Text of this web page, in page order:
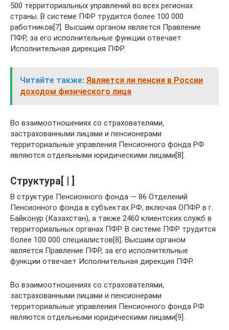
500 территориальных управлений во всех регионах
страны. В системе ПФР трудится более 100 000
работников[7]. Высшим органом является Правление
ПФР, за его исполнительные функции отвечает
Исполнительная дирекция ПФР.
Читайте также: Является ли пенсия в России
доходом физического лица
Во взаимоотношениях со страхователями,
застрахованными лицами и пенсионерами
территориальные управления Пенсионного фонда РФ
являются отдельными юридическими лицами[8].
Структура[ | ]
В структуре Пенсионного фонда — 86 Отделений
Пенсионного фонда в субъектах РФ, включая ОПФР в г.
Байконур (Казахстан), а также 2460 клиентских служб в
территориальных органах ПФР. В системе ПФР трудится
более 100 000 специалистов[8]. Высшим органом
является Правление ПФР, за его исполнительные
функции отвечает Исполнительная дирекция ПФР.
Во взаимоотношениях со страхователями,
застрахованными лицами и пенсионерами
территориальные управления Пенсионного фонда РФ
являются отдельными юридическими лицами[9].